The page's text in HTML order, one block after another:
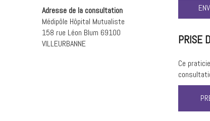
Adresse de la consultation
Médipôle Hôpital Mutualiste
158 rue Léon Blum 69100
VILLEURBANNE
PRISE
Ce